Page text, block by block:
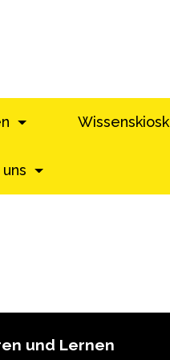
Wissenskiosk
und Lernen